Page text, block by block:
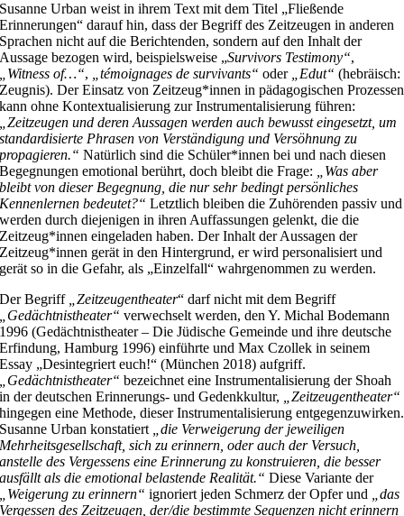
Susanne Urban weist in ihrem Text mit dem Titel „Fließende
Erinnerungen“ darauf hin, dass der Begriff des Zeitzeugen in anderen
Sprachen nicht auf die Berichtenden, sondern auf den Inhalt der
Aussage bezogen wird, beispielsweise „Survivors Testimony“,
„Witness of…“, „témoignages de survivants“ oder „Edut“ (hebräisch:
Zeugnis). Der Einsatz von Zeitzeug*innen in pädagogischen Prozessen
kann ohne Kontextualisierung zur Instrumentalisierung führen:
„Zeitzeugen und deren Aussagen werden auch bewusst eingesetzt, um
standardisierte Phrasen von Verständigung und Versöhnung zu
propagieren.“Natürlich sind die Schüler*innen bei und nach diesen
Begegnungen emotional berührt, doch bleibt die Frage: „Was aber
bleibt von dieser Begegnung, die nur sehr bedingt persönliches
Kennenlernen bedeutet?“Letztlich bleiben die Zuhörenden passiv und
werden durch diejenigen in ihren Auffassungen gelenkt, die die
Zeitzeug*innen eingeladen haben. Der Inhalt der Aussagen der
Zeitzeug*innen gerät in den Hintergrund, er wird personalisiert und
gerät so in die Gefahr, als „Einzelfall“ wahrgenommen zu werden.
Der Begriff „Zeitzeugentheater“ darf nicht mit dem Begriff
„Gedächtnistheater“ verwechselt werden, den Y. Michal Bodemann
1996 (Gedächtnistheater – Die Jüdische Gemeinde und ihre deutsche
Erfindung, Hamburg 1996) einführte und Max Czollek in seinem
Essay „Desintegriert euch!“ (München 2018) aufgriff.
„Gedächtnistheater“ bezeichnet eine Instrumentalisierung der Shoah
in der deutschen Erinnerungs- und Gedenkkultur, „Zeitzeugentheater“
hingegen eine Methode, dieser Instrumentalisierung entgegenzuwirken.
Susanne Urban konstatiert „die Verweigerung der jeweiligen
Mehrheitsgesellschaft, sich zu erinnern, oder auch der Versuch,
anstelle des Vergessens eine Erinnerung zu konstruieren, die besser
ausfällt als die emotional belastende Realität.“Diese Variante der
„Weigerung zu erinnern“ ignoriert jeden Schmerz der Opfer und „das
Vergessen des Zeitzeugen, der/die bestimmte Sequenzen nicht erinnern